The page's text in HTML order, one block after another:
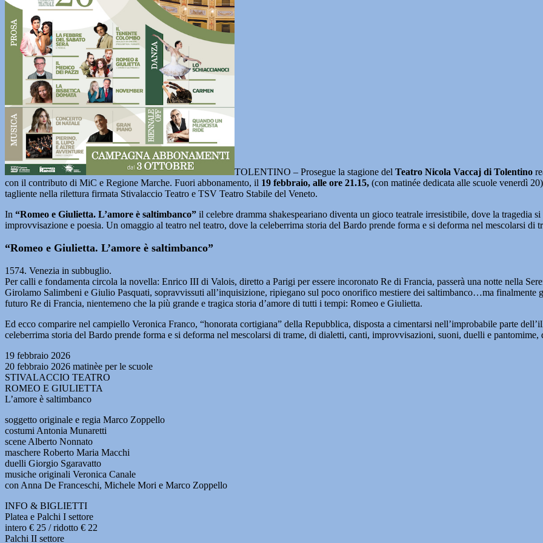
TOLENTINO – Prosegue la stagione del Teatro Nicola Vaccaj di Tolentino
con il contributo di MiC e Regione Marche. Fuori abbonamento, il 19 febbraio, alle ore 21.15, (con matinée dedicata alle scuole venerdì
tagliente nella rilettura firmata Stivalaccio Teatro e TSV Teatro Stabile del Veneto.
In “Romeo e Giulietta. L’amore è saltimbanco” il celebre dramma shakespeariano diventa un gioco teatrale irresistibile, dove la tragedia
improvvisazione e poesia. Un omaggio al teatro nel teatro, dove la celeberrima storia del Bardo prende forma e si deforma nel mescolarsi
“Romeo e Giulietta. L’amore è saltimbanco”
1574. Venezia in subbuglio.
Per calli e fondamenta circola la novella: Enrico III di Valois, diretto a Parigi per essere incoronato Re di Francia, passerà una notte nella
Girolamo Salimbeni e Giulio Pasquati, sopravvissuti all’inquisizione, ripiegano sul poco onorifico mestiere dei saltimbanco…ma finalmente
futuro Re di Francia, nientemeno che la più grande e tragica storia d’amore di tutti i tempi: Romeo e Giulietta.
Ed ecco comparire nel campiello Veronica Franco, “honorata cortigiana” della Repubblica, disposta a cimentarsi nell’improbabile parte
celeberrima storia del Bardo prende forma e si deforma nel mescolarsi di trame, di dialetti, canti, improvvisazioni, suoni, duelli e
19 febbraio 2026
20 febbraio 2026 matinèe per le scuole
STIVALACCIO TEATRO
ROMEO E GIULIETTA
L’amore è saltimbanco
soggetto originale e regia Marco Zoppello
costumi Antonia Munaretti
scene Alberto Nonnato
maschere Roberto Maria Macchi
duelli Giorgio Sgaravatto
musiche originali Veronica Canale
con Anna De Franceschi, Michele Mori e Marco Zoppello
INFO & BIGLIETTI
Platea e Palchi I settore
intero € 25 / ridotto € 22
Palchi II settore